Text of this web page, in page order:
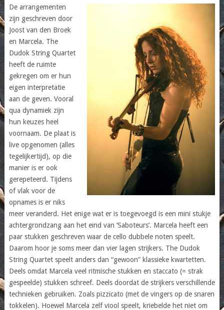
De arrangementen
zijn geschreven door
Joost van den Broek
en Marcela. The
Dudok String Quartet
heeft de ruimte
gekregen om er hun
eigen interpretatie
aan de geven. Vooral
qua dynamiek zijn
hun keuzes heel
voornaam. De plaat is
live opgenomen (alles
tegelijkertijd), op die
manier is er ook
gerepeteerd. Tijdens
of vlak voor de
opnames is er niks
meer veranderd. Het enige wat er is toegevoegd is een mini stukje
achtergrondzang aan het eind van ‘Saboteurs’. Marcela heeft een
paar stukken geschreven waar de cello dubbele noten speelt.
Daarom hoor je soms meer dan vier lagen strijkers. The Dudok
String Quartet speelt anders dan “gewoon” klassieke kwartetten.
Deels omdat Marcela veel ritmische stukken en staccato (= strak
gespeelde) stukken schreef. Deels doordat de strijkers verschillende
technieken gebruiken. Zoals pizzicato (met de vingers op de snaren
tokkelen). Hoewel Marcela zelf viool speelt, kriebelde het niet om